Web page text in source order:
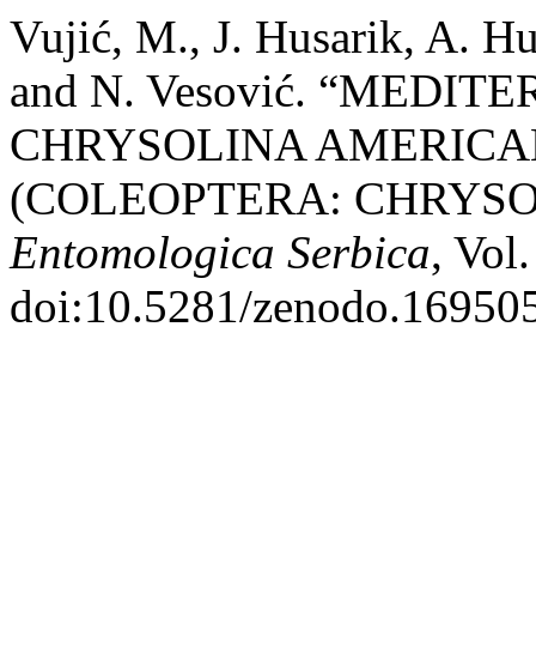
Vujić, M., J. Husarik, A.
and N. Vesović.
CHRYSOLINA
(COLEOPTERA:
Entomologica Serbica,
doi:10.5281/